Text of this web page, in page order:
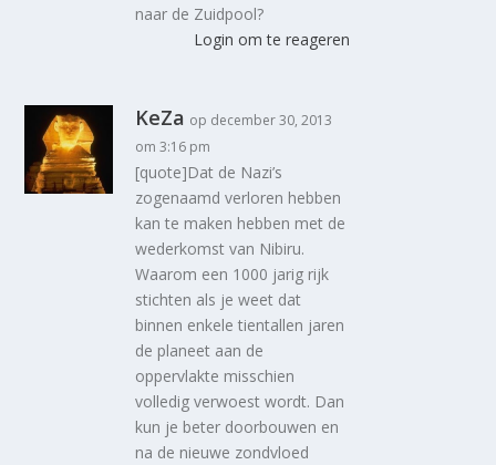
naar de Zuidpool?
Login om te reageren
KeZa op december 30, 2013
om 3:16 pm
[quote]Dat de Nazi’s
zogenaamd verloren hebben
kan te maken hebben met de
wederkomst van Nibiru.
Waarom een 1000 jarig rijk
stichten als je weet dat
binnen enkele tientallen jaren
de planeet aan de
oppervlakte misschien
volledig verwoest wordt. Dan
kun je beter doorbouwen en
na de nieuwe zondvloed